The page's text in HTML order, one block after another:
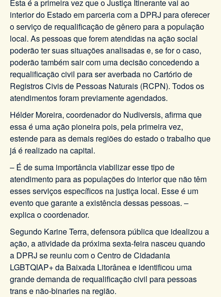
Esta é a primeira vez que o Justiça Itinerante vai ao
interior do Estado em parceria com a DPRJ para oferecer
o serviço de requalificação de gênero para a população
local. As pessoas que forem atendidas na ação social
poderão ter suas situações analisadas e, se for o caso,
poderão também sair com uma decisão concedendo a
requalificação civil para ser averbada no Cartório de
Registros Civis de Pessoas Naturais (RCPN). Todos os
atendimentos foram previamente agendados.
Hélder Moreira, coordenador do Nudiversis, afirma que
essa é uma ação pioneira pois, pela primeira vez,
estende para as demais regiões do estado o trabalho que
já é realizado na capital.
– É de suma importância viabilizar esse tipo de
atendimento para as populações do interior que não têm
esses serviços específicos na justiça local. Esse é um
evento que garante a existência dessas pessoas. –
explica o coordenador.
Segundo Karine Terra, defensora pública que idealizou a
ação, a atividade da próxima sexta-feira nasceu quando
a DPRJ se reuniu com o Centro de Cidadania
LGBTQIAP+ da Baixada Litorânea e identificou uma
grande demanda de requalificação civil para pessoas
trans e não-binaries na região.